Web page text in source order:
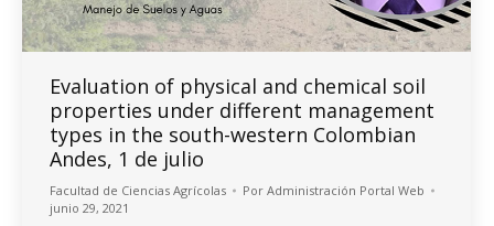
Evaluation of physical and chemical soil
properties under different management
types in the south-western Colombian
Andes, 1 de julio
Facultad de Ciencias Agrícolas Por Administración Portal Web
junio 29, 2021